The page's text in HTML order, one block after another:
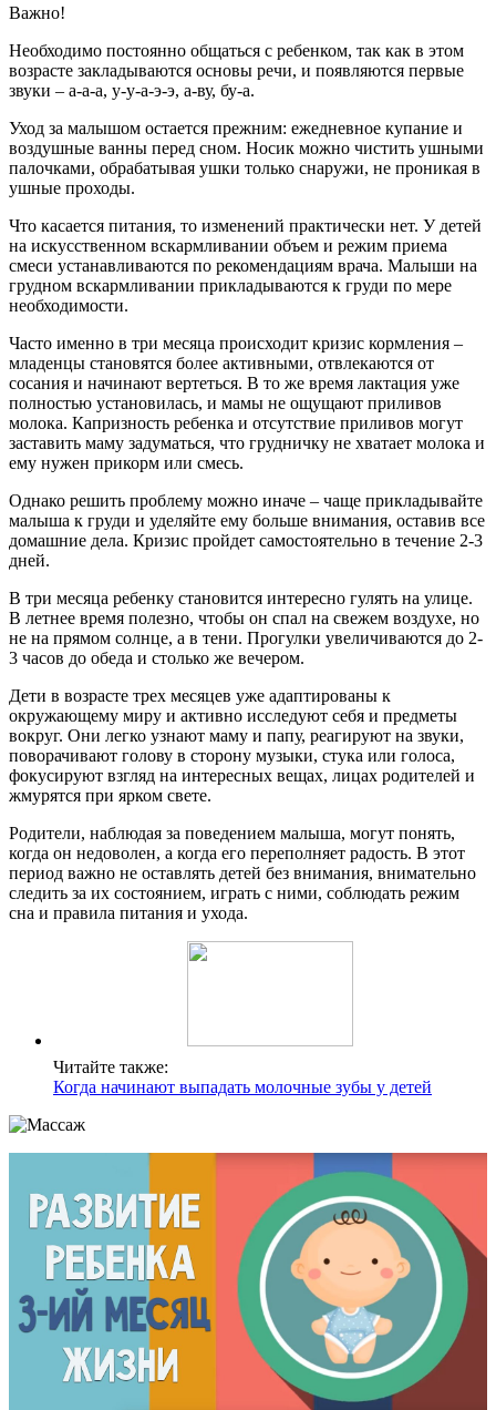
Важно!
Необходимо постоянно общаться с ребенком, так как в этом
возрасте закладываются основы речи, и появляются первые
звуки – а-а-а, у-у-а-э-э, а-ву, бу-а.
Уход за малышом остается прежним: ежедневное купание и
воздушные ванны перед сном. Носик можно чистить ушными
палочками, обрабатывая ушки только снаружи, не проникая в
ушные проходы.
Что касается питания, то изменений практически нет. У детей
на искусственном вскармливании объем и режим приема
смеси устанавливаются по рекомендациям врача. Малыши на
грудном вскармливании прикладываются к груди по мере
необходимости.
Часто именно в три месяца происходит кризис кормления –
младенцы становятся более активными, отвлекаются от
сосания и начинают вертеться. В то же время лактация уже
полностью установилась, и мамы не ощущают приливов
молока. Капризность ребенка и отсутствие приливов могут
заставить маму задуматься, что грудничку не хватает молока и
ему нужен прикорм или смесь.
Однако решить проблему можно иначе – чаще прикладывайте
малыша к груди и уделяйте ему больше внимания, оставив все
домашние дела. Кризис пройдет самостоятельно в течение 2-3
дней.
В три месяца ребенку становится интересно гулять на улице.
В летнее время полезно, чтобы он спал на свежем воздухе, но
не на прямом солнце, а в тени. Прогулки увеличиваются до 2-
3 часов до обеда и столько же вечером.
Дети в возрасте трех месяцев уже адаптированы к
окружающему миру и активно исследуют себя и предметы
вокруг. Они легко узнают маму и папу, реагируют на звуки,
поворачивают голову в сторону музыки, стука или голоса,
фокусируют взгляд на интересных вещах, лицах родителей и
жмурятся при ярком свете.
Родители, наблюдая за поведением малыша, могут понять,
когда он недоволен, а когда его переполняет радость. В этот
период важно не оставлять детей без внимания, внимательно
следить за их состоянием, играть с ними, соблюдать режим
сна и правила питания и ухода.
Читайте также:
Когда начинают выпадать молочные зубы у детей